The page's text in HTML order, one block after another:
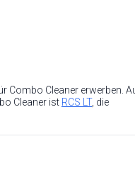
Combo Cleaner erwerben.
Cleaner ist RCS LT, die